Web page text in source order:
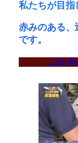
私たちが目指
赤みのある、
です。
この一